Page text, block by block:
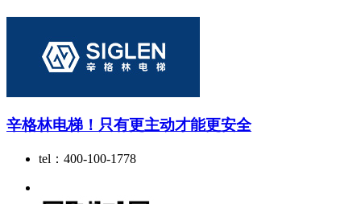
辛格林电梯！只有更主动才能更安全
tel：400-100-1778